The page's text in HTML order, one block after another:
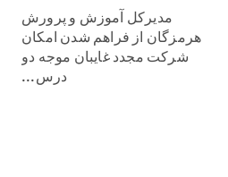
مدیرکل آموزش و پرورش
هرمزگان از فراهم شدن امکان
شرکت مجدد غایبان موجه دو
درس...